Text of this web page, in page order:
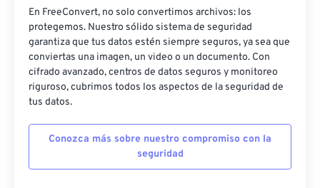
En FreeConvert, no solo convertimos archivos: los
protegemos. Nuestro sólido sistema de seguridad
garantiza que tus datos estén siempre seguros, ya sea que
conviertas una imagen, un video o un documento. Con
cifrado avanzado, centros de datos seguros y monitoreo
riguroso, cubrimos todos los aspectos de la seguridad de
tus datos.
Conozca más sobre nuestro compromiso con la
seguridad